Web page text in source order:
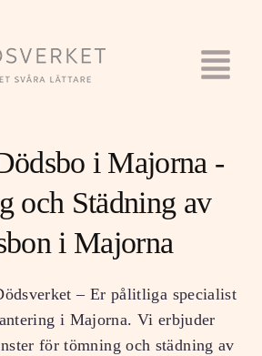
i Majorna -
och Städning av
i Majorna
– Er pålitliga specialist
i Majorna. Vi erbjuder
för tömning och städning av